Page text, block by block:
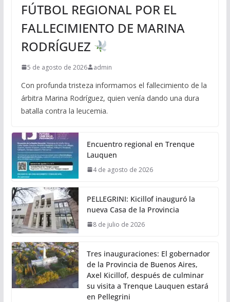
FÚTBOL REGIONAL POR EL
FALLECIMIENTO DE MARINA
RODRÍGUEZ
5 de agosto de 2026 admin
Con profunda tristeza informamos el fallecimiento de la
árbitra Marina Rodríguez, quien venía dando una dura
batalla contra la leucemia.
Encuentro regional en Trenque
Lauquen
4 de agosto de 2026
PELLEGRINI: Kicillof inauguró la
nueva Casa de la Provincia
8 de julio de 2026
Tres inauguraciones: El gobernador
de la Provincia de Buenos Aires,
Axel Kicillof, después de culminar
su visita a Trenque Lauquen estará
en Pellegrini